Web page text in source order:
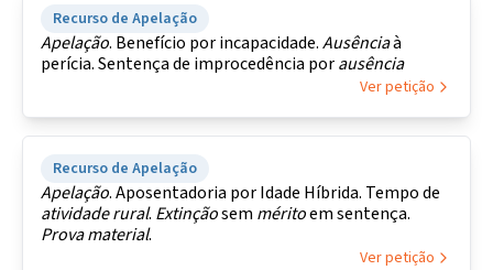
Recurso de Apelação
Apelação. Benefício por incapacidade.Ausênciaà
perícia. Sentença de improcedência porausência
Ver petição
Recurso de Apelação
Apelação. Aposentadoria por Idade Híbrida. Tempo de
atividaderural. Extinçãosem méritoem sentença.
Provamaterial.
Ver petição